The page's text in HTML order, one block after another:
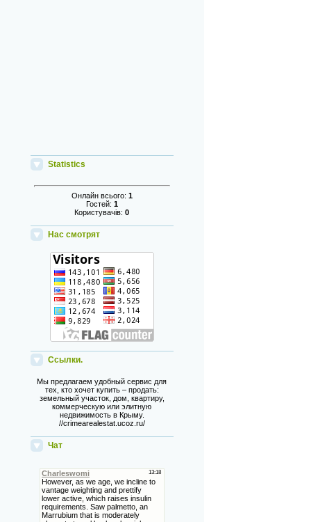
Statistics
Онлайн всього: 1
Гостей: 1
Користувачів:0
Нас смотрят
Ссылки.
Мы предлагаем удобный сервис для
тех, кто хочет купить – продать:
земельный участок, дом, квартиру,
коммерческую или элитную
недвижимость в Крыму.
//crimearealestat.ucoz.ru/
Чат